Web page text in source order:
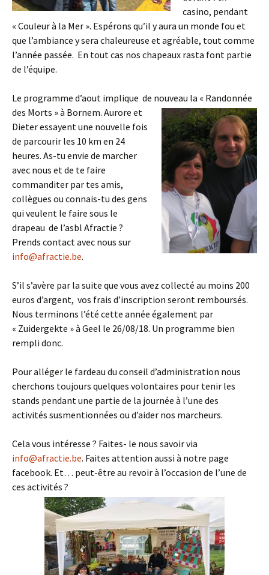
casino, pendant
« Couleur à la Mer ». Espérons qu’il y aura un monde fou et
que l’ambiance y sera chaleureuse et agréable, tout comme
l’année passée. En tout cas nos chapeaux rasta font partie
de l’équipe.
Le programme d’aout implique de nouveau la « Randonnée
des Morts » à Bornem. Aurore et
Dieter essayent une nouvelle fois
de parcourir les 10 km en 24
heures. As-tu envie de marcher
avec nous et de te faire
commanditer par tes amis,
collègues ou connais-tu des gens
qui veulent le faire sous le
drapeau de l’asbl Afractie ?
Prends contact avec nous sur
info@afractie.be.
S’il s’avère par la suite que vous avez collecté au moins 200
euros d’argent, vos frais d’inscription seront remboursés.
Nous terminons l’été cette année également par
« Zuidergekte » à Geel le 26/08/18. Un programme bien
rempli donc.
Pour alléger le fardeau du conseil d’administration nous
cherchons toujours quelques volontaires pour tenir les
stands pendant une partie de la journée à l’une des
activités susmentionnées ou d’aider nos marcheurs.
Cela vous intéresse ? Faites- le nous savoir via
info@afractie.be. Faites attention aussi à notre page
facebook. Et… peut-être au revoir à l’occasion de l’une de
ces activités ?